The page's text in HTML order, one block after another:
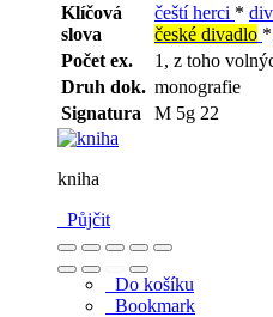
Klíčová
slova
čeští herci *
české divadlo *
Počet ex.
1, z toho
Druh dok. monografie
Signatura
M 5g 22
kniha
Půjčit
Do košíku
Bookmark